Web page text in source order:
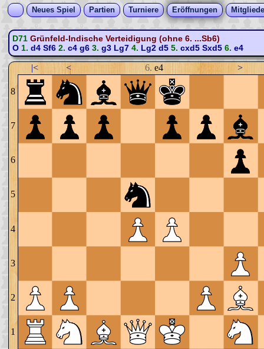
Neues Spiel Partien Turniere Eröffnungen
D71 Grünfeld-Indische Verteidigung (ohne 6. ...Sb6)
O1. d4 Sf62. c4 g63. g3 Lg74. Lg2 d55. cxd5 Sxd56. e4
|< < 6. e4 >
8
7
6
5
4
3
2
1